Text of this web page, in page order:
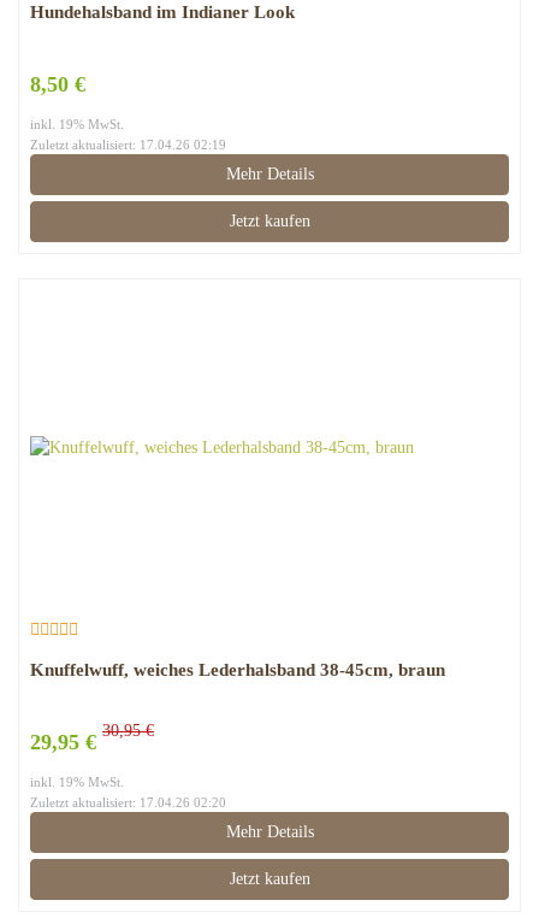
Hundehalsband im Indianer Look
8,50 €
inkl. 19% MwSt.
Zuletzt aktualisiert: 17.04.26 02:19
Mehr Details
Jetzt kaufen
Knuffelwuff, weiches Lederhalsband 38-45cm, braun
29,95 € 30,95 €
inkl. 19% MwSt.
Zuletzt aktualisiert: 17.04.26 02:20
Mehr Details
Jetzt kaufen